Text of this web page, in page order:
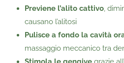
Previene l’alito cattivo ,
causano l’alitosi
Pulisce a fondo la cavità
massaggio meccanico tra